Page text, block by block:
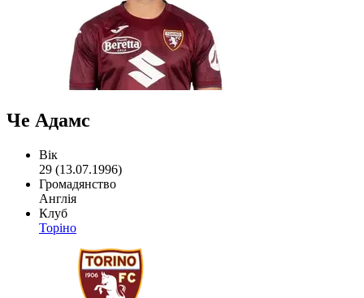
Че Адамс
Вік
29 (13.07.1996)
Громадянство
Англія
Клуб
Торіно